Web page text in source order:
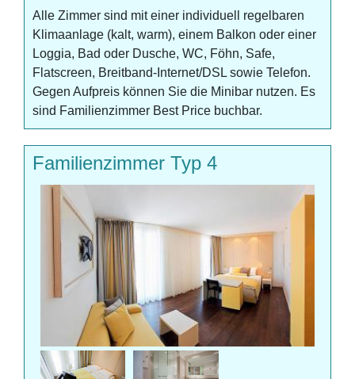
Alle Zimmer sind mit einer individuell regelbaren
Klimaanlage (kalt, warm), einem Balkon oder einer
Loggia, Bad oder Dusche, WC, Föhn, Safe,
Flatscreen, Breitband-Internet/DSL sowie Telefon.
Gegen Aufpreis können Sie die Minibar nutzen. Es
sind Familienzimmer Best Price buchbar.
Familienzimmer Typ 4